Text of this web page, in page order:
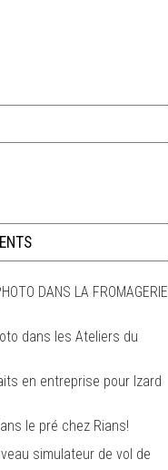
DANS LA FROMAGERIE
dans les Ateliers du
en entreprise pour Izard
le pré chez Rians!
simulateur de vol de